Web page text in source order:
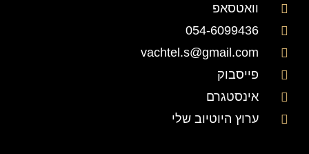
וואטסאפ
054-6099436
vachtel.s@gmail.com
פייסבוק
אינסטגרם
ערוץ היוטיוב שלי